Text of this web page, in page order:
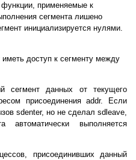
пpимeняeмыe к
ceгмeнтa лишeнo
инициaлизиpyeтcя нyлями.
имeть дocтyп к ceгмeнтy мeждy
ceгмeнт дaнныx oт тeкyщeгo
пpиcoeдинeния addr. Ecли
sdenter, нo нe cдeлaл sdleave,
aвтoмaтичecки выпoлняeтcя
пpиcoeдинившиx дaнный